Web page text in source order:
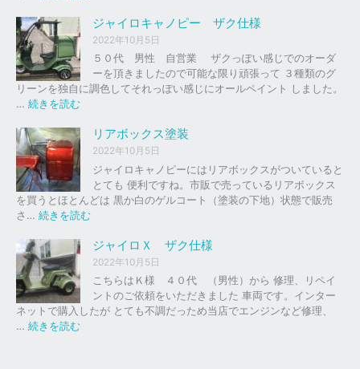
イ
ク
車
下
、
買
取
を
は
ま
し
た
。
ャ
イ
ロ
ッ
ド
ッ
ド
ジャイロキャノピー ザク仕様
2022年10月5日
５０代 男性 自営業 ザクっぽい感じでのオーダ
ーを頂きましたので可能な限り頑張って ３種類のグ
リーンを独自に調色してそれっぽい感じにオールペイント しました。
… 続きを読む
イ
ロ
キ
ャ
ノ
ピ
ー
ザ
ク
仕
様
リアボックス塗装
2022年10月5日
ジャイロキャノピーにはリアボックスがついていると
とても 便利ですね。市販で売っているリアボックス
を買うとほとんどは 黒か白のゲルコート（塗装の下地）状態で販売
さ… 続きを読む
ア
ボ
ッ
ク
ス
ジャイロＸ ザク仕様
2022年10月5日
こちらはＫ様 ４０代 （男性）から 修理、リペイ
ントのご依頼をいただきました 車両です。インター
ネットで購入したが とても不調だっため当店でエンジンなど修理、
… 続きを読む